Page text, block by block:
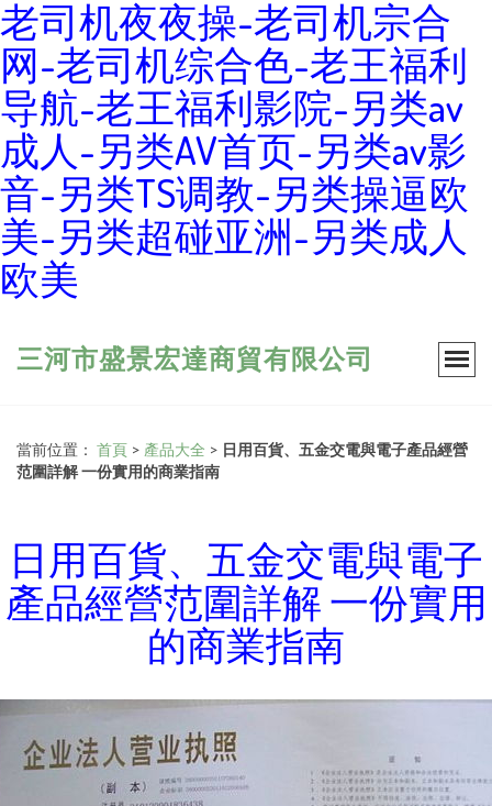
老司机夜夜操-老司机宗合
网-老司机综合色-老王福利
导航-老王福利影院-另类av
成人-另类AV首页-另类av影
音-另类TS调教-另类操逼欧
美-另类超碰亚洲-另类成人
欧美
三河市盛景宏達商貿有限公司
當前位置： 首頁 > 產品大全 > 日用百貨、五金交電與電子產品經營
范圍詳解 一份實用的商業指南
日用百貨、五金交電與電子
產品經營范圍詳解 一份實用
的商業指南